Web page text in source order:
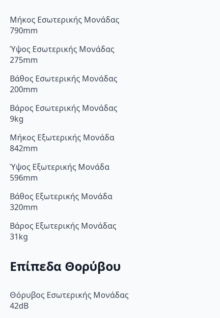
Μήκος Εσωτερικής Μονάδας
790mm
Ύψος Εσωτερικής Μονάδας
275mm
Βάθος Εσωτερικής Μονάδας
200mm
Βάρος Εσωτερικής Μονάδας
9kg
Μήκος Εξωτερικής Μονάδα
842mm
Ύψος Εξωτερικής Μονάδα
596mm
Βάθος Εξωτερικής Μονάδα
320mm
Βάρος Εξωτερικής Μονάδας
31kg
Επίπεδα Θορύβου
Θόρυβος Εσωτερικής Μονάδας
42dB